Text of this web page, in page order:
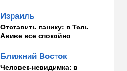
Израиль
Отставить панику: в Тель-
Авиве все спокойно
Ближний Восток
Человек-невидимка: в